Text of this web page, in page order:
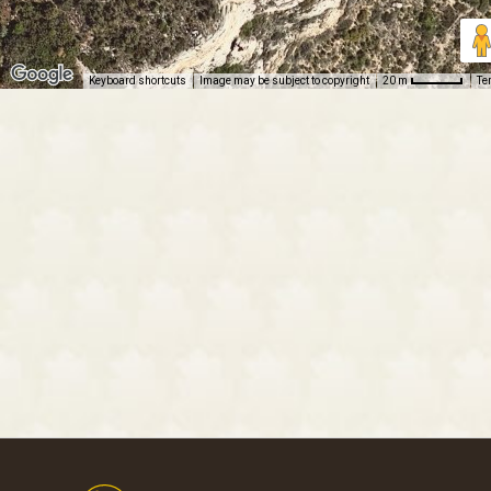
Keyboard shortcuts Image may be subject to copyright 20 m